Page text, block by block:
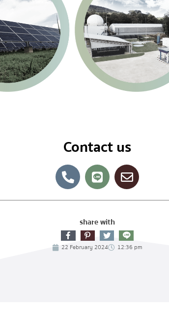
Contact us
share with
22 February 2024 12:36 pm